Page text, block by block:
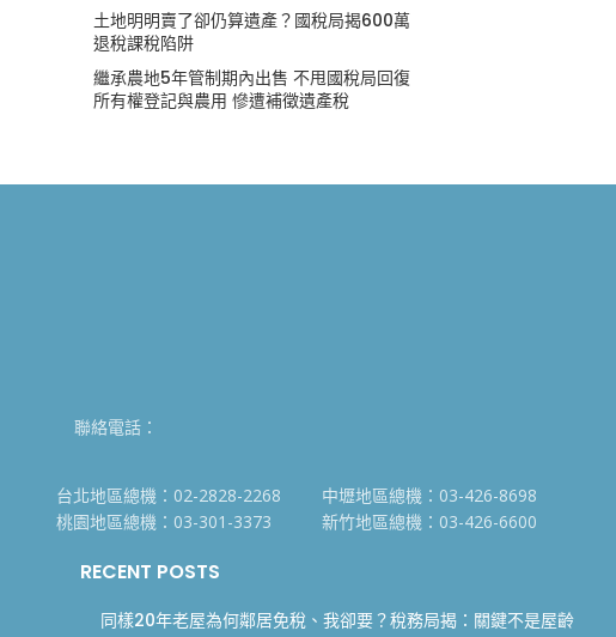
土地明明賣了卻仍算遺產？國稅局揭600萬
退稅課稅陷阱
繼承農地5年管制期內出售 不甩國稅局回復
所有權登記與農用 慘遭補徵遺產稅
聯絡電話：
台北地區總機：02-2828-2268
桃園地區總機：03-301-3373
中壢地區總機：03-426-8698
新竹地區總機：03-426-6600
RECENT POSTS
同樣20年老屋為何鄰居免稅、我卻要？稅務局揭：關鍵不是屋齡